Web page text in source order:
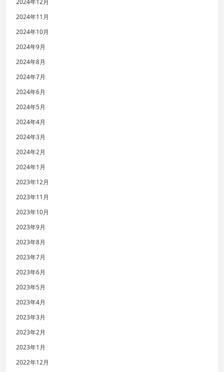
2024年11月
2024年10月
2024年9月
2024年8月
2024年7月
2024年6月
2024年5月
2024年4月
2024年3月
2024年2月
2024年1月
2023年12月
2023年11月
2023年10月
2023年9月
2023年8月
2023年7月
2023年6月
2023年5月
2023年4月
2023年3月
2023年2月
2023年1月
2022年12月